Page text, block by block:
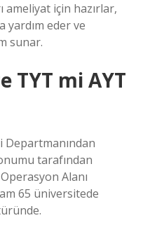
için hazırlar,
eder ve
sunar.
TYT mi AYT
Departmanından
tarafından
Operasyon Alanı
65 üniversitede